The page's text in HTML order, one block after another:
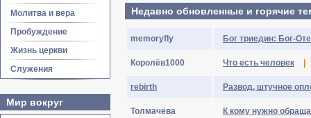
Молитва и вера
Пробуждение
Жизнь церкви
Служения
Мир вокруг
Недавно обновленные и горячие
memoryfly Бог триедин: Бог-
Королёв1000 Что есть человек
rebirth Развод, штучное
Толмачёва К кому нужно